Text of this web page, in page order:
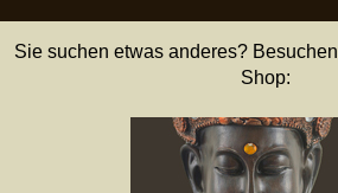
Sie suchen etwas anderes?
Shop: